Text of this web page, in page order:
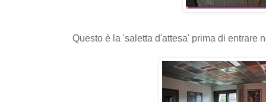
Questo è la 'saletta d'attesa' prima di entrare